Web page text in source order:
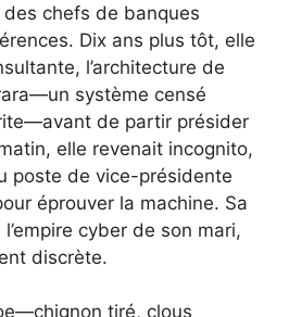
des chefs de banques
Dix ans plus tôt, elle
l’architecture de
système censé
de partir présider
elle revenait incognito,
poste de vice-présidente
éprouver la machine. Sa
cyber de son mari,
discrète.
tiré, clous